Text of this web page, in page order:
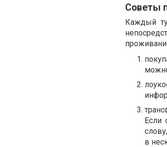
Советы
Каждый
Если
в